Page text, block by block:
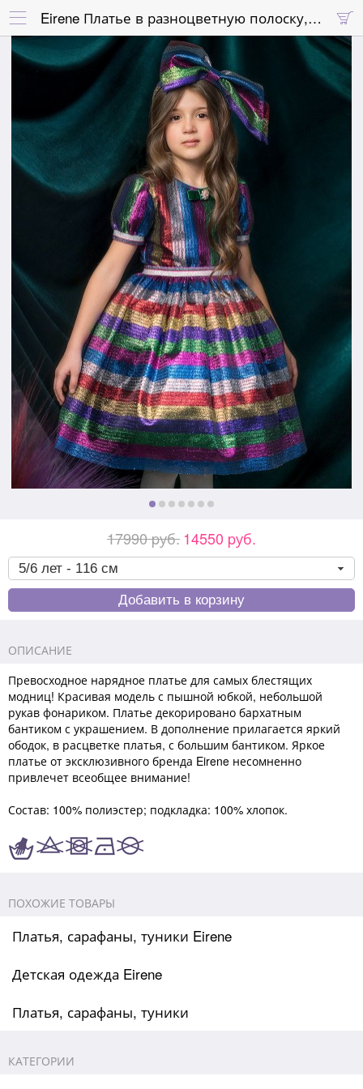
 
Eirene Платье в разноцветную полоску, блестящее, с пышной юбкой и ободком с большим бантом
17990 pуб.14550 pуб.
ОПИСАНИЕ
Превосходное нарядное платье для самых блестящих
модниц! Красивая модель с пышной юбкой, небольшой
рукав фонариком. Платье декорировано бархатным
бантиком с украшением. В дополнение прилагается яркий
ободок, в расцветке платья, с большим бантиком. Яркое
платье от эксклюзивного бренда Eirene несомненно
привлечет всеобщее внимание!
Состав: 100% полиэстер; подкладка: 100% хлопок.
ПОХОЖИЕ ТОВАРЫ
Платья, сарафаны, туники Eirene
Детская одежда Eirene
Платья, сарафаны, туники
КАТЕГОРИИ